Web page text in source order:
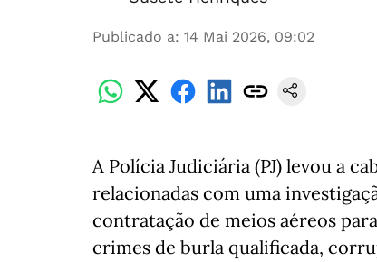
Publicado a: 14 Mai 2026, 09:02
A Polícia Judiciária (PJ) levou a
relacionadas com uma
contratação de meios aéreos
crimes de burla qualificada,